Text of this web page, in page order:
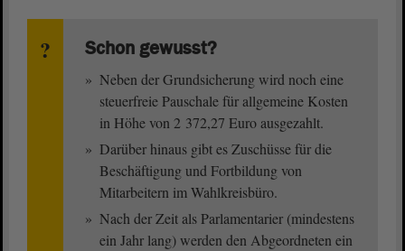
Schon gewusst?
Neben der Grundsicherung wird noch eine
steuerfreie Pauschale für allgemeine Kosten
in Höhe von 2 372,27 Euro ausgezahlt.
Darüber hinaus gibt es Zuschüsse für die
Beschäftigung und Fortbildung von
Mitarbeitern im Wahlkreisbüro.
Nach der Zeit als Parlamentarier (mindestens
ein Jahr lang) werden den Abgeordneten ein